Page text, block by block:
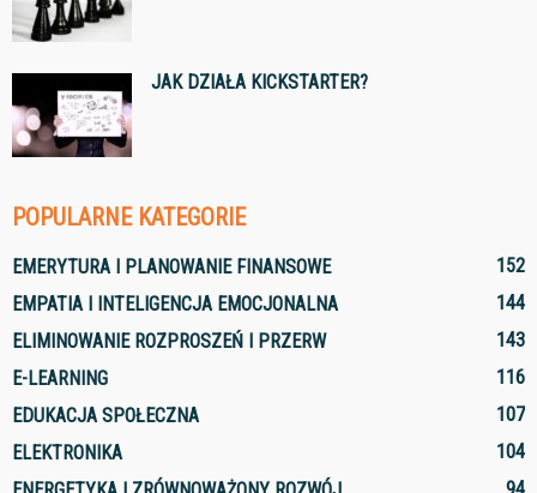
JAK DZIAŁA KICKSTARTER?
POPULARNE KATEGORIE
EMERYTURA I PLANOWANIE FINANSOWE
152
EMPATIA I INTELIGENCJA EMOCJONALNA
144
ELIMINOWANIE ROZPROSZEŃ I PRZERW
143
E-LEARNING
116
EDUKACJA SPOŁECZNA
107
ELEKTRONIKA
104